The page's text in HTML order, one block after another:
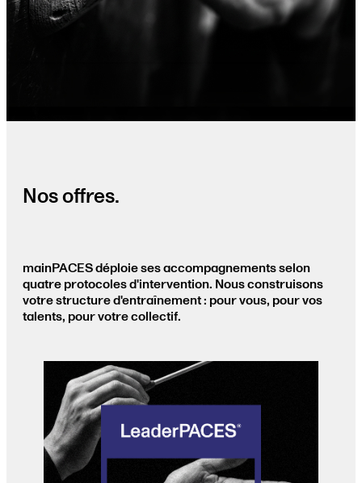
Nos offres.
mainPACES déploie ses accompagnements selon
quatre protocoles d'intervention. Nous construisons
votre structure d'entraînement : pour vous, pour vos
talents, pour votre collectif.